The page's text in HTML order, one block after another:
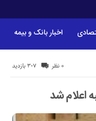
اخبار بانک و بیمه
307 بازدید 0 نظر
اعلام شد